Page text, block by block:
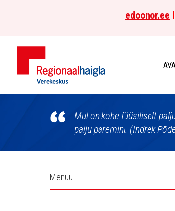
edoonor.ee
Põhja-
Mul on kohe füüsiliselt
palju paremini. (Indrek
Külgpaani
Menüü